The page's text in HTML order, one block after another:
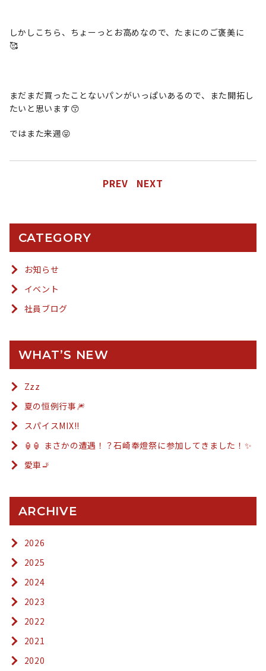
しかしこちら、ちょーっとお高めなので、たまにのご褒美に
🥰
まだまだ買ったことないパンがいっぱいあるので、また開拓し
たいと思います😙
ではまた来週😝
PREV NEXT
CATEGORY
お知らせ
イベント
社員ブログ
WHAT’S NEW
Zzz
夏の恒例行事🎆
スパイスMIX!!
🏮🏮 まさかの遭遇！？石崎奉燈祭に参加してきました！✨
愛車🚬
ARCHIVE
2026
2025
2024
2023
2022
2021
2020